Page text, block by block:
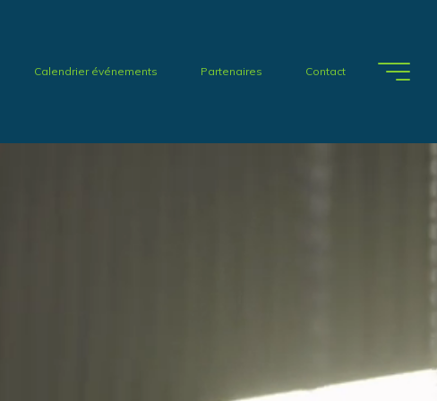
Calendrier événements Partenaires Contact